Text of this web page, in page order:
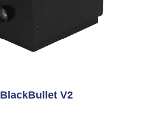
BlackBullet V2